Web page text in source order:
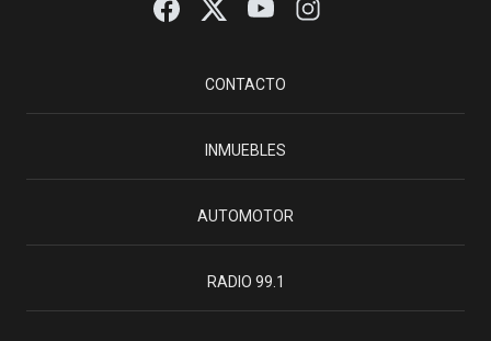
CONTACTO
INMUEBLES
AUTOMOTOR
RADIO 99.1